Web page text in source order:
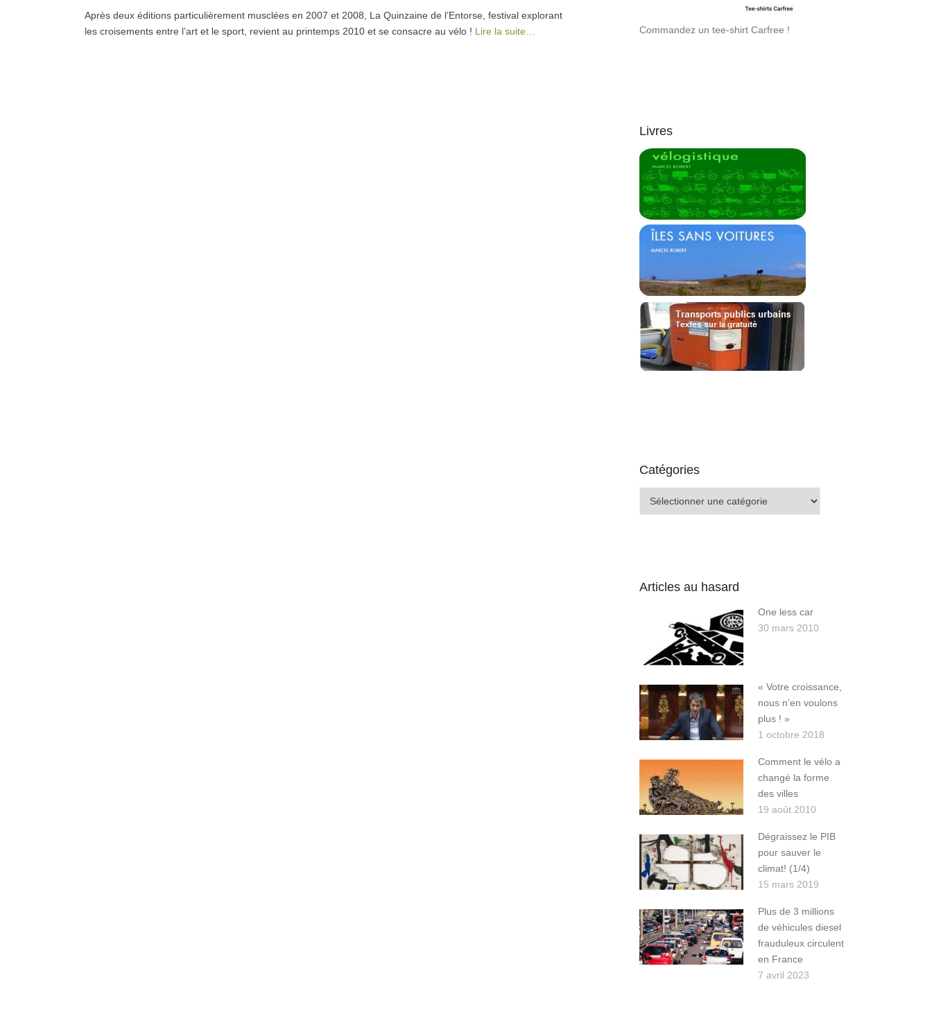
Après deux éditions particulièrement musclées en 2007 et 2008, La Quinzaine de l’Entorse, festival explorant
les croisements entre l’art et le sport, revient au printemps 2010 et se consacre au vélo ! Lire la suite… Commandez un tee-shirt Carfree !
Livres
Catégories
Articles au hasard
One less car
30 mars 2010
« Votre croissance,
nous n’en voulons
plus ! »
1 octobre 2018
Comment le vélo a
changé la forme
des villes
19 août 2010
Dégraissez le PIB
pour sauver le
climat! (1/4)
15 mars 2019
Plus de 3 millions
de véhicules diesel
frauduleux circulent
en France
7 avril 2023